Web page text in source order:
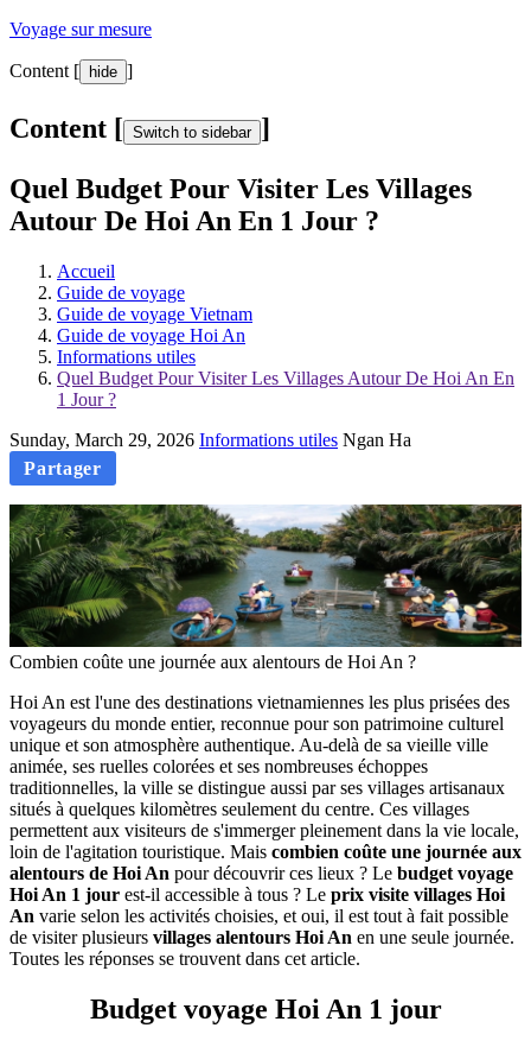
Voyage sur mesure
Content [ hide ]
Content [ Switch to sidebar ]
Quel Budget Pour Visiter Les Villages
Autour De Hoi An En 1 Jour ?
Accueil
Guide de voyage
Guide de voyage Vietnam
Guide de voyage Hoi An
Informations utiles
Quel Budget Pour Visiter Les Villages Autour De Hoi An En
1 Jour ?
Sunday, March 29, 2026 Informations utiles Ngan Ha
Partager
Combien coûte une journée aux alentours de Hoi An ?
Hoi An‎ est l'une des‎ destinations vietnamiennes‎ les plus prisées des
voyageurs du‎ monde entier,‎ reconnue pour‎ son patrimoine culturel
unique et son atmosphère‎ authentique. Au-delà de sa‎ vieille ville
animée, ses‎ ruelles colorées et‎ ses‎ nombreuses‎ échoppes
traditionnelles, la ville‎ se distingue‎ aussi par‎ ses villages artisanaux‎
situés à quelques kilomètres seulement du‎ centre. Ces villages‎
permettent aux visiteurs de‎ s'immerger‎ pleinement‎ dans la vie‎ locale,
loin‎ de l'agitation touristique.‎ Mais combien coûte‎ une journée‎ aux
alentours‎ de Hoi‎ An pour découvrir ces lieux ?‎ Le budget voyage
Hoi An 1‎ jour est-il‎ accessible à tous‎ ? Le‎ prix visite villages‎ Hoi
An varie‎ selon‎ les activités choisies,‎ et oui, il‎ est tout à fait possible‎
de visiter plusieurs‎ villages alentours‎ Hoi An en une seule‎ journée.‎
Toutes les réponses‎ se trouvent dans cet‎ article.
Budget voyage Hoi An 1 jour